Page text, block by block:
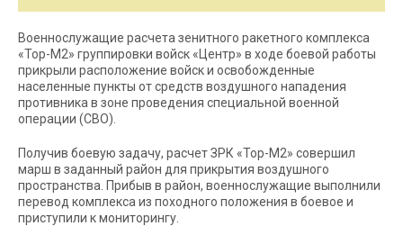
Военнослужащие расчета зенитного ракетного комплекса
«Тор-М2» группировки войск «Центр» в ходе боевой работы
прикрыли расположение войск и освобожденные
населенные пункты от средств воздушного нападения
противника в зоне проведения специальной военной
операции (СВО).
Получив боевую задачу, расчет ЗРК «Тор-М2» совершил
марш в заданный район для прикрытия воздушного
пространства. Прибыв в район, военнослужащие выполнили
перевод комплекса из походного положения в боевое и
приступили к мониторингу.